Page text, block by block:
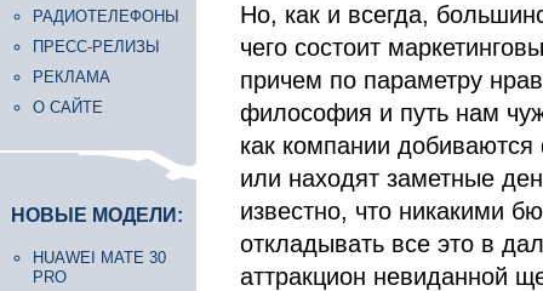
РАДИОТЕЛЕФОНЫ
ПРЕСС-РЕЛИЗЫ
РЕКЛАМА
О САЙТЕ
НОВЫЕ МОДЕЛИ:
HUAWEI MATE 30
PRO
Но, как и всегда,
чего состоит
причем по параметру
философия и путь нам
как компании добиваются
или находят заметные
известно, что никакими
откладывать все это в
аттракцион невиданной